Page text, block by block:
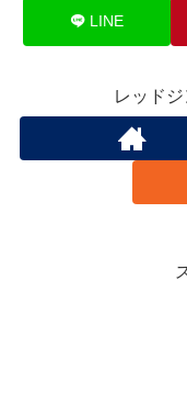
LINE
レッド